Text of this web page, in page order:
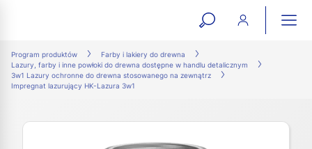
open
form
Program produktów
Farby i lakiery do drewna
Lazury, farby i inne powłoki do drewna dostępne w handlu detalicznym
3w1 Lazury ochronne do drewna stosowanego na zewnątrz
Impregnat lazurujący HK-Lazura 3w1